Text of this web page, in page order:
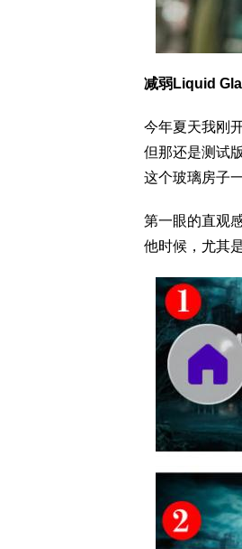
减弱Liquid
今年夏天我刚
但那还是测试
这个玻璃房子
第一眼的直观
他时候，尤其